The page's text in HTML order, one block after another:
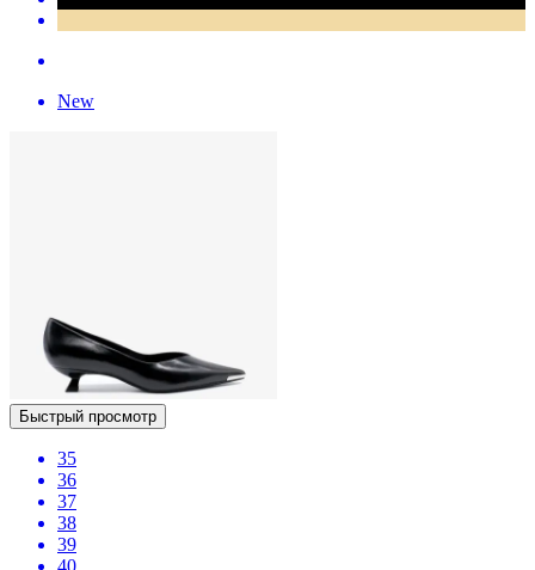
New
Быстрый просмотр
35
36
37
38
39
40